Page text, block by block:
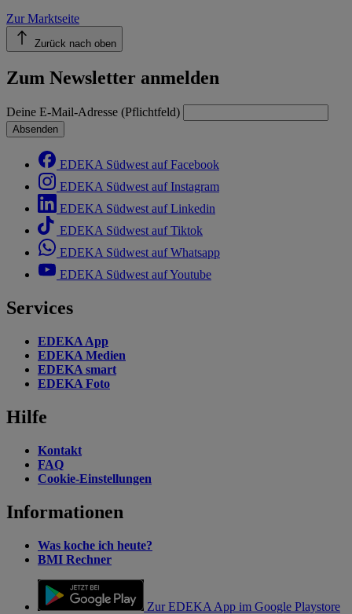
Zur Marktseite
Zurück nach oben
Zum Newsletter anmelden
Deine E-Mail-Adresse (Pflichtfeld)
Absenden
EDEKA Südwest auf Facebook
EDEKA Südwest auf Instagram
EDEKA Südwest auf Linkedin
EDEKA Südwest auf Tiktok
EDEKA Südwest auf Whatsapp
EDEKA Südwest auf Youtube
Services
EDEKA App
EDEKA Medien
EDEKA smart
EDEKA Foto
Hilfe
Kontakt
FAQ
Cookie-Einstellungen
Informationen
Was koche ich heute?
BMI Rechner
Zur EDEKA App im Google Playstore